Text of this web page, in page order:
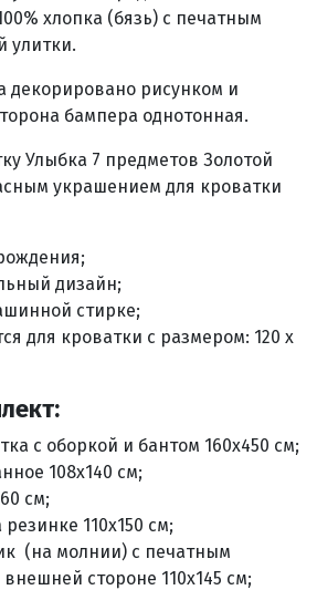
хлопка (бязь) с печатным
улитки.
декорировано рисунком и
бампера однотонная.
Улыбка 7 предметов Золотой
украшением для кроватки
дизайн;
стирке;
для кроватки с размером: 120 х
с оборкой и бантом 160х450 см;
108х140 см;
см;
110х150 см;
(на молнии) с печатным
внешней стороне 110х145 см;